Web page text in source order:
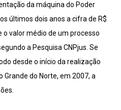
da máquina do Poder
últimos dois anos a cifra de R$
o valor médio de um processo
a Pesquisa CNPjus. Se
desde o início da realização
Grande do Norte, em 2007, a